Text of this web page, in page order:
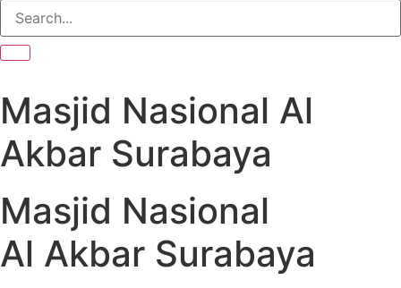
Masjid Nasional Al
Akbar Surabaya
Masjid Nasional
Al Akbar Surabaya